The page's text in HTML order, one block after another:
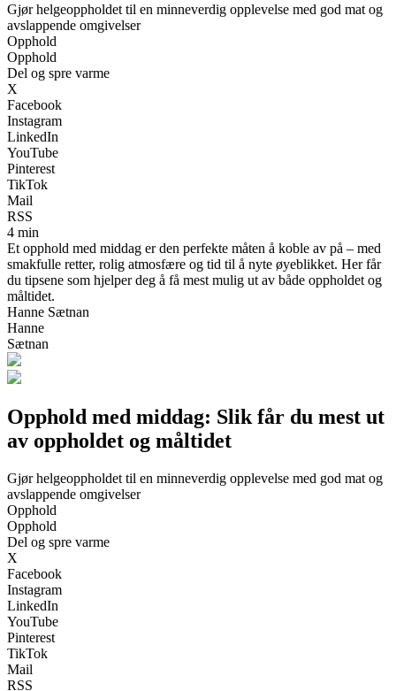
Gjør helgeoppholdet til en minneverdig opplevelse med god mat og
avslappende omgivelser
Opphold
Opphold
Del og spre varme
X
Facebook
Instagram
LinkedIn
YouTube
Pinterest
TikTok
Mail
RSS
4 min
Et opphold med middag er den perfekte måten å koble av på – med
smakfulle retter, rolig atmosfære og tid til å nyte øyeblikket. Her får
du tipsene som hjelper deg å få mest mulig ut av både oppholdet og
måltidet.
Hanne Sætnan
Hanne
Sætnan
Opphold med middag: Slik får du mest ut
av oppholdet og måltidet
Gjør helgeoppholdet til en minneverdig opplevelse med god mat og
avslappende omgivelser
Opphold
Opphold
Del og spre varme
X
Facebook
Instagram
LinkedIn
YouTube
Pinterest
TikTok
Mail
RSS